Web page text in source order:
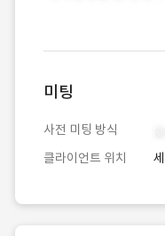
미팅
사전 미팅 방식
클라이언트 위치